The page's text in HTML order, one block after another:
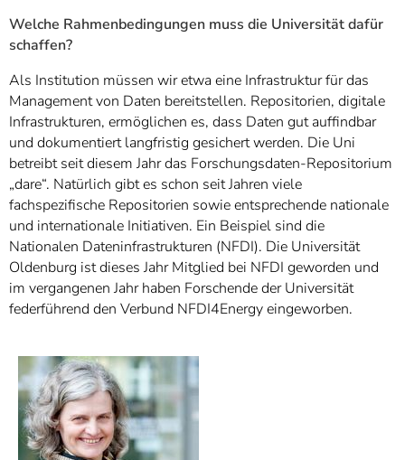
Welche Rahmenbedingungen muss die Universität dafür
schaffen?
Als Institution müssen wir etwa eine Infrastruktur für das
Management von Daten bereitstellen. Repositorien, digitale
Infrastrukturen, ermöglichen es, dass Daten gut auffindbar
und dokumentiert langfristig gesichert werden. Die Uni
betreibt seit diesem Jahr das Forschungsdaten-Repositorium
„dare“. Natürlich gibt es schon seit Jahren viele
fachspezifische Repositorien sowie entsprechende nationale
und internationale Initiativen. Ein Beispiel sind die
Nationalen Dateninfrastrukturen (NFDI). Die Universität
Oldenburg ist dieses Jahr Mitglied bei NFDI geworden und
im vergangenen Jahr haben Forschende der Universität
federführend den Verbund NFDI4Energy eingeworben.